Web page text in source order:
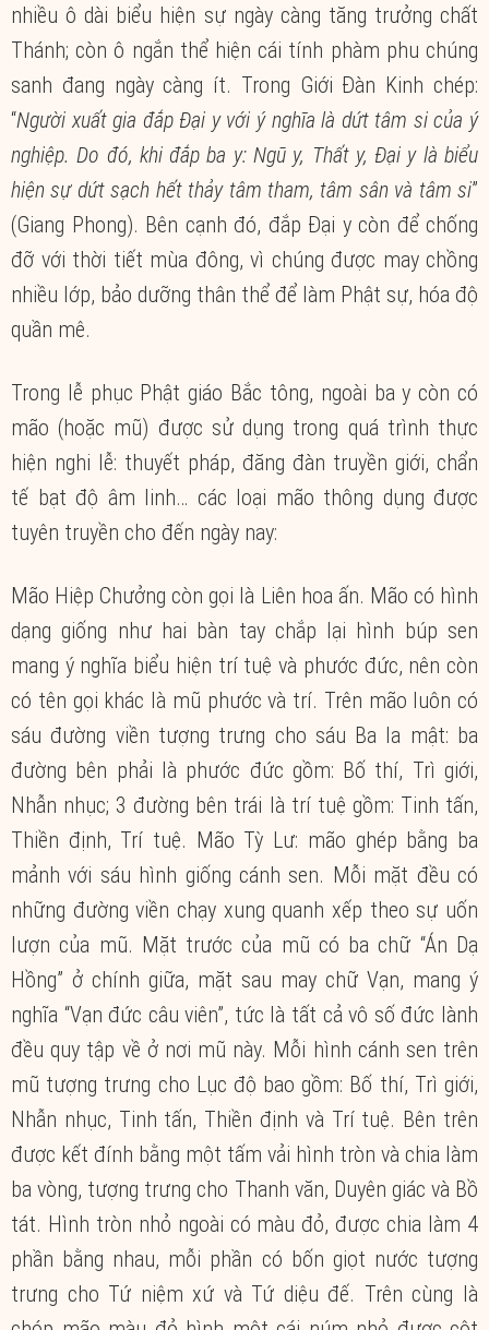
nhiều ô dài biểu hiện sự ngày càng tăng trưởng chất
Thánh; còn ô ngắn thể hiện cái tính phàm phu chúng
sanh đang ngày càng ít. Trong Giới Đàn Kinh chép:
“Người xuất gia đắp Đại y với ý nghĩa là dứt tâm si của ý
nghiệp. Do đó, khi đắp ba y: Ngũ y, Thất y, Đại y là biểu
hiện sự dứt sạch hết thảy tâm tham, tâm sân và tâm si”
(Giang Phong). Bên cạnh đó, đắp Đại y còn để chống
đỡ với thời tiết mùa đông, vì chúng được may chồng
nhiều lớp, bảo dưỡng thân thể để làm Phật sự, hóa độ
quần mê.
Trong lễ phục Phật giáo Bắc tông, ngoài ba y còn có
mão (hoặc mũ) được sử dụng trong quá trình thực
hiện nghi lễ: thuyết pháp, đăng đàn truyền giới, chẩn
tế bạt độ âm linh… các loại mão thông dụng được
tuyên truyền cho đến ngày nay:
Mão Hiệp Chưởng còn gọi là Liên hoa ấn. Mão có hình
dạng giống như hai bàn tay chắp lại hình búp sen
mang ý nghĩa biểu hiện trí tuệ và phước đức, nên còn
có tên gọi khác là mũ phước và trí. Trên mão luôn có
sáu đường viền tượng trưng cho sáu Ba la mật: ba
đường bên phải là phước đức gồm: Bố thí, Trì giới,
Nhẫn nhục; 3 đường bên trái là trí tuệ gồm: Tinh tấn,
Thiền định, Trí tuệ. Mão Tỳ Lư: mão ghép bằng ba
mảnh với sáu hình giống cánh sen. Mỗi mặt đều có
những đường viền chạy xung quanh xếp theo sự uốn
lượn của mũ. Mặt trước của mũ có ba chữ “Án Dạ
Hồng” ở chính giữa, mặt sau may chữ Vạn, mang ý
nghĩa “Vạn đức câu viên”, tức là tất cả vô số đức lành
đều quy tập về ở nơi mũ này. Mỗi hình cánh sen trên
mũ tượng trưng cho Lục độ bao gồm: Bố thí, Trì giới,
Nhẫn nhục, Tinh tấn, Thiền định và Trí tuệ. Bên trên
được kết đính bằng một tấm vải hình tròn và chia làm
ba vòng, tượng trưng cho Thanh văn, Duyên giác và Bồ
tát. Hình tròn nhỏ ngoài có màu đỏ, được chia làm 4
phần bằng nhau, mỗi phần có bốn giọt nước tượng
trưng cho Tứ niệm xứ và Tứ diệu đế. Trên cùng là